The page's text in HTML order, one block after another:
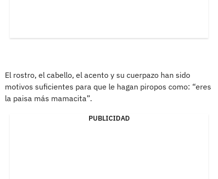
El rostro, el cabello, el acento y su cuerpazo han sido
motivos suficientes para que le hagan piropos como: “eres
la paisa más mamacita”.
PUBLICIDAD